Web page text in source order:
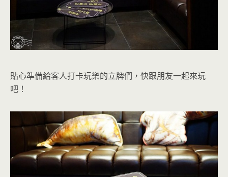
貼心準備給客人打卡玩樂的立牌們，快跟朋友一起來玩
吧！